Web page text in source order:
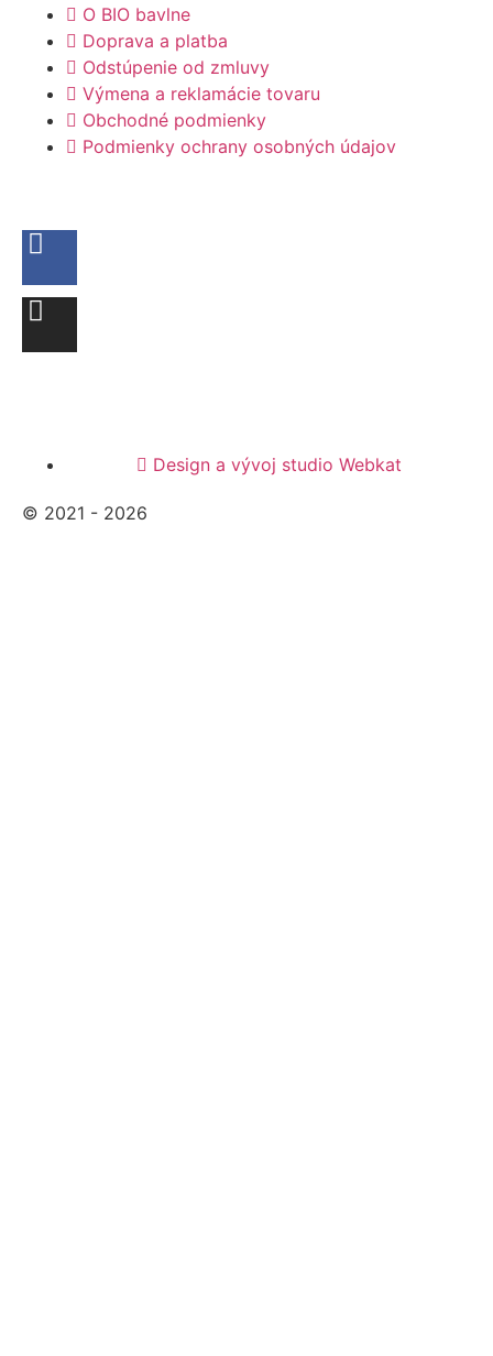
O BIO bavlne
Doprava a platba
Odstúpenie od zmluvy
Výmena a reklamácie tovaru
Obchodné podmienky
Podmienky ochrany osobných údajov
© 2021 - 2026
Design a vývoj studio Webkat